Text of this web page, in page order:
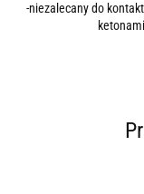
-niezalecany do